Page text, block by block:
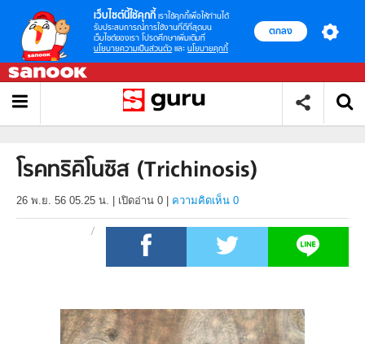
เว็บไซต์นี้ใช้คุกกี้ เราใช้คุกกี้เพื่อให้ท่านได้
รับประสบการณ์การใช้งานที่ดีที่สุดบน
เว็บไซต์ของเรา โปรดศึกษาเพิ่มเติมที่
นโยบายความเป็นส่วนตัว และ นโยบายคุกกี้
ตกลง
โรคทริคิโนซิส (Trichinosis)
26 พ.ย. 56 05.25 น. เปิดอ่าน 0 ความคิดเห็น 0